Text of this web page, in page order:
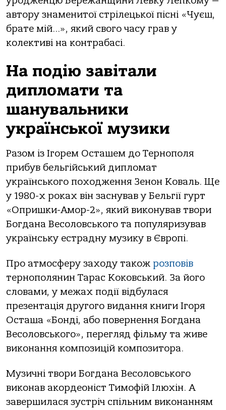
автору знаменитої стрілецької пісні «Чуєш,
брате мій…», який свого часу грав у
колективі на контрабасі.
На подію завітали
дипломати та
шанувальники
української музики
Разом із Ігорем Осташем до Тернополя
прибув бельгійський дипломат
українського походження Зенон Коваль. Ще
у 1980-х роках він заснував у Бельгії гурт
«Опришки-Амор-2», який виконував твори
Богдана Весоловського та популяризував
українську естрадну музику в Європі.
Про атмосферу заходу також розповів
тернополянин Тарас Коковський. За його
словами, у межах події відбулася
презентація другого видання книги Ігоря
Осташа «Бонді, або повернення Богдана
Весоловського», перегляд фільму та живе
виконання композицій композитора.
Музичні твори Богдана Весоловського
виконав акордеоніст Тимофій Ілюхін. А
завершилася зустріч спільним виконанням